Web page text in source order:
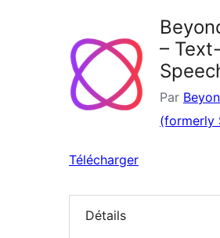
–
Par
(formerly
Télécharger
Détails